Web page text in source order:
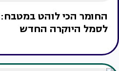
החומר הכי לוהט
לסמל היוקרה החדש